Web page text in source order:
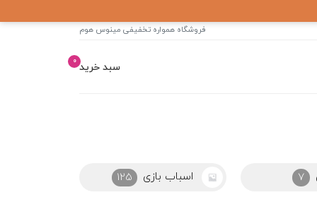
فروشگاه همواره تخفیفی مینوس هوم
0 سبد خرید
7 اسباب بازی 125